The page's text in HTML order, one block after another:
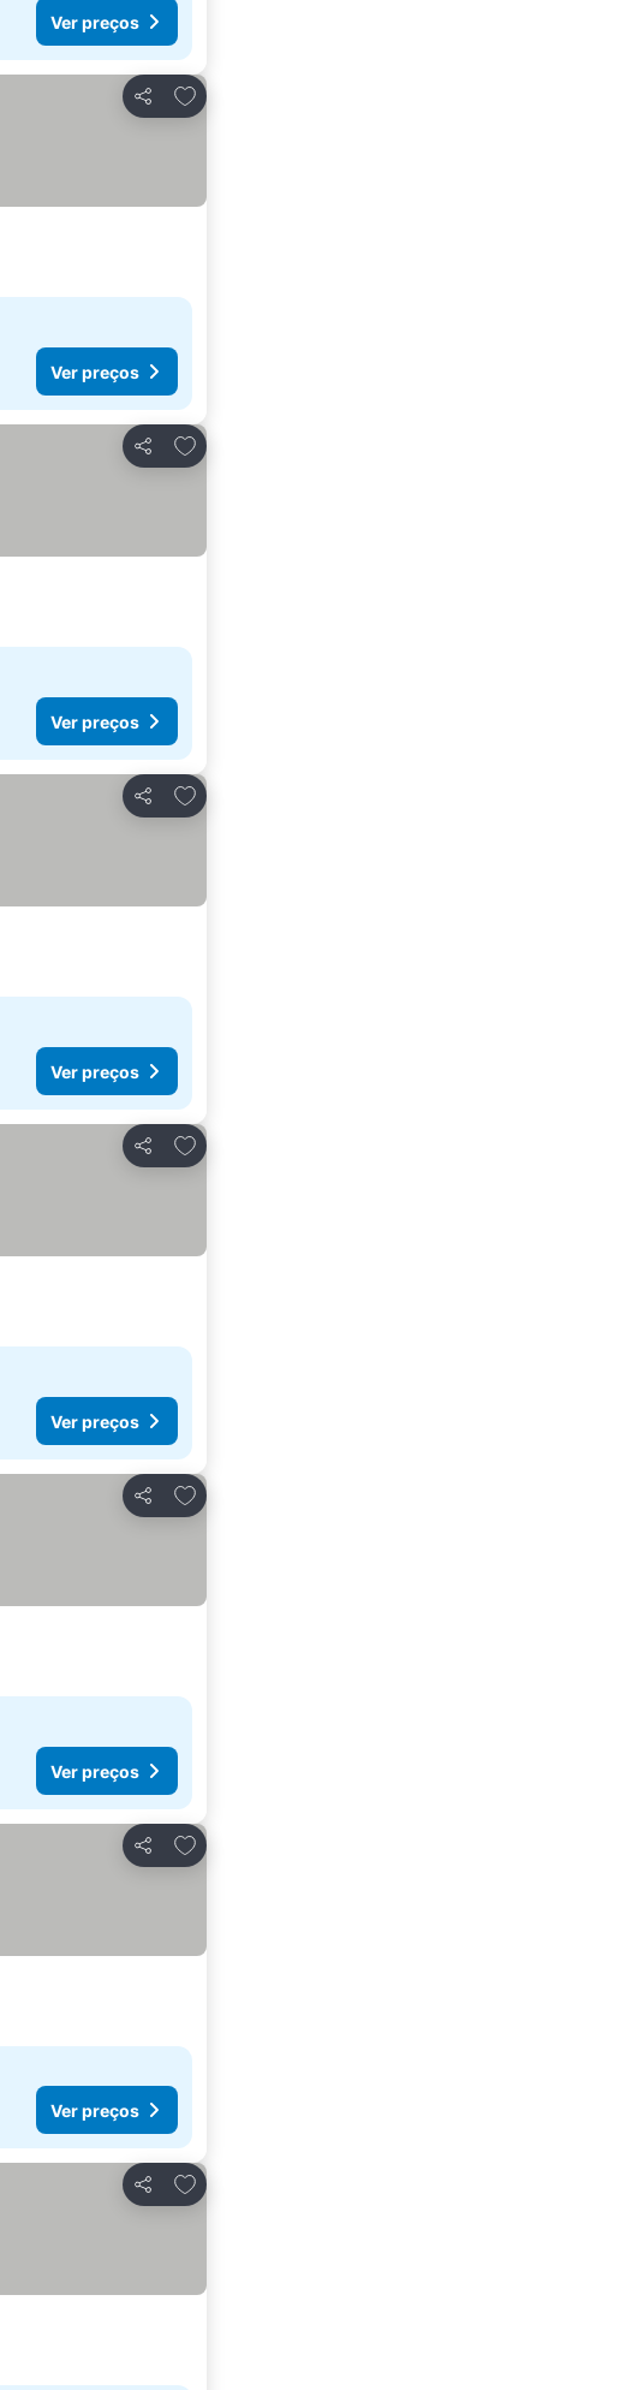
Ver preços
Partilhar
Adicionar aos favoritos
Ver preços
Partilhar
Adicionar aos favoritos
Ver preços
Partilhar
Adicionar aos favoritos
Ver preços
Partilhar
Adicionar aos favoritos
Ver preços
Partilhar
Adicionar aos favoritos
Ver preços
Partilhar
Adicionar aos favoritos
Ver preços
Partilhar
Adicionar aos favoritos